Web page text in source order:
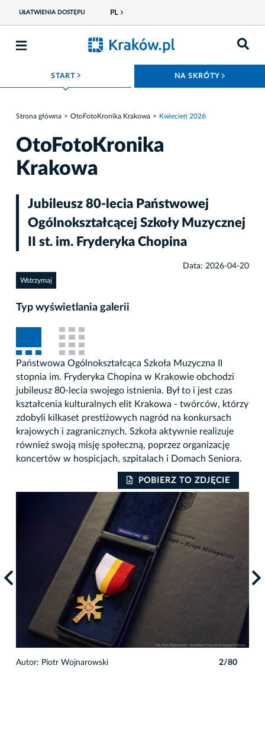
UŁATWIENIA DOSTĘPU PL
START ROZWIŃ MENU NA SKRÓTY
Strona główna OtoFotoKronika Krakowa Kwiecień 2026
OtoFotoKronika
Krakowa
Jubileusz 80-lecia Państwowej
Ogólnokształcącej Szkoły Muzycznej
II st. im. Fryderyka Chopina
Data: 2026-04-20
Wstrzymaj
Typ wyświetlania galerii
Państwowa Ogólnokształcąca Szkoła Muzyczna II
stopnia im. Fryderyka Chopina w Krakowie obchodzi
jubileusz 80-lecia swojego istnienia. Był to i jest czas
kształcenia kulturalnych elit Krakowa - twórców, którzy
zdobyli kilkaset prestiżowych nagród na konkursach
krajowych i zagranicznych. Szkoła aktywnie realizuje
również swoją misję społeczną, poprzez organizację
koncertów w hospicjach, szpitalach i Domach Seniora.
POBIERZ TO ZDJĘCIE
Autor: Piotr Wojnarowski 2/80